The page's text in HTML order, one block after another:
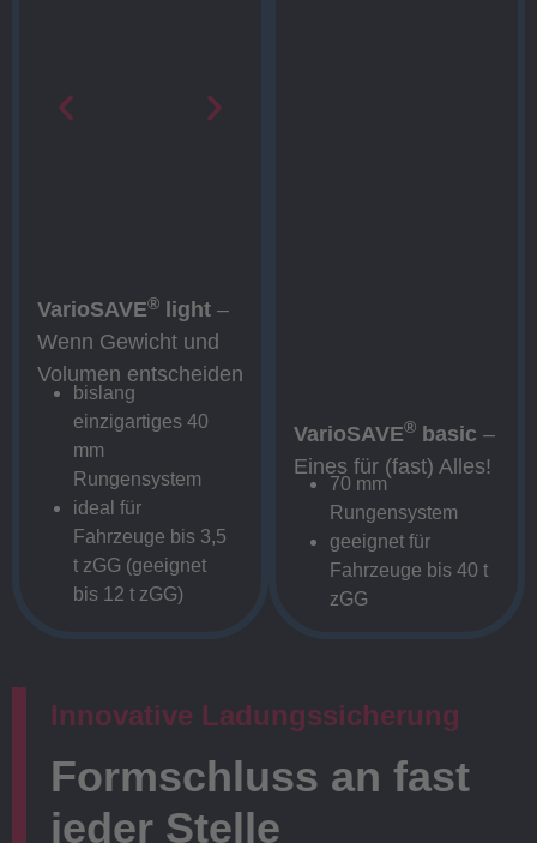
VarioSAVE® light –
Wenn Gewicht und
Volumen entscheiden
bislang
einzigartiges 40
mm
Rungensystem
ideal für
Fahrzeuge bis 3,5
t zGG (geeignet
bis 12 t zGG)
VarioSAVE® basic –
Eines für (fast) Alles!
70 mm
Rungensystem
geeignet für
Fahrzeuge bis 40 t
zGG
Innovative Ladungssicherung
Formschluss an fast
jeder Stelle